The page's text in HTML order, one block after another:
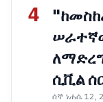
4
ሲቪል
ሰኞ ነሐሴ 12,